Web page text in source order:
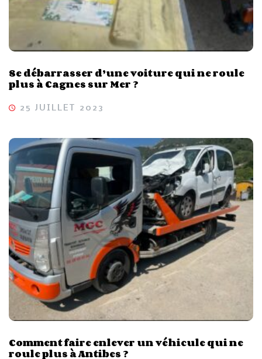
Se débarrasser d’une voiture qui ne roule
plus à Cagnes sur Mer ?
25 JUILLET 2023
Comment faire enlever un véhicule qui ne
roule plus à Antibes ?